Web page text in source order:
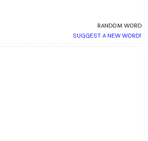
RANDOM WORD
SUGGEST A NEW WORD!